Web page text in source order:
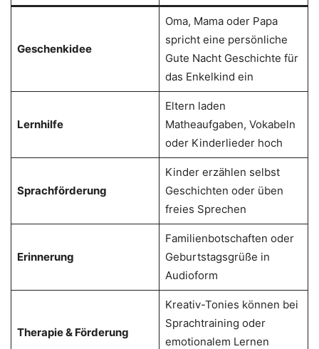
Geschenkidee
Oma, Mama oder Papa
spricht eine persönliche
Gute Nacht Geschichte für
das Enkelkind ein
Lernhilfe
Eltern laden
Matheaufgaben, Vokabeln
oder Kinderlieder hoch
Sprachförderung
Kinder erzählen selbst
Geschichten oder üben
freies Sprechen
Erinnerung
Familienbotschaften oder
Geburtstagsgrüße in
Audioform
Therapie & Förderung
Kreativ-Tonies können bei
Sprachtraining oder
emotionalem Lernen